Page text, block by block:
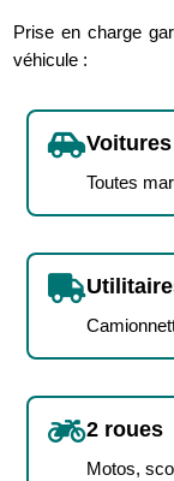
Prise en charge
véhicule :
Voitures
Toutes

2 roues
Motos,